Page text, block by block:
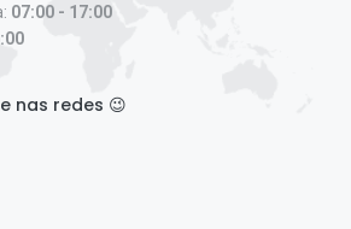
07:00 - 17:00
nas redes 😉